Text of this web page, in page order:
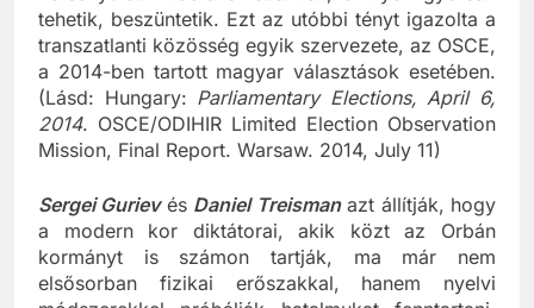
tehetik, beszüntetik. Ezt az utóbbi tényt igazolta a
transzatlanti közösség egyik szervezete, az OSCE,
a 2014-ben tartott magyar választások esetében.
(Lásd: Hungary: Parliamentary Elections, April 6,
2014. OSCE/ODIHIR Limited Election Observation
Mission, Final Report. Warsaw. 2014, July 11)
Sergei Gurievés Daniel Treismanazt állítják, hogy
a modern kor diktátorai, akik közt az Orbán
kormányt is számon tartják, ma már nem
elsősorban fizikai erőszakkal, hanem nyelvi